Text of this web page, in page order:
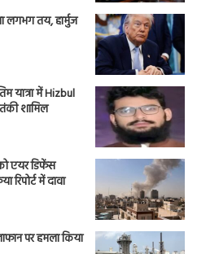
लगभग तय, हार्मुज
यात्रा में Hizbul
शामिल
एयर डिफेंस
में दावा
पर हमला किया